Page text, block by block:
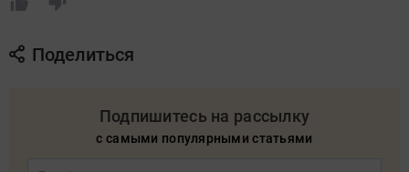
Поделиться
Подпишитесь на рассылку
с самыми популярными статьями